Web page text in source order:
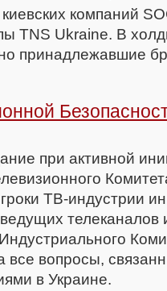
компаний
TNS Ukraine. В
принадлежавшие
при активной
ТВ-индустрии
все вопросы,
в Украине.